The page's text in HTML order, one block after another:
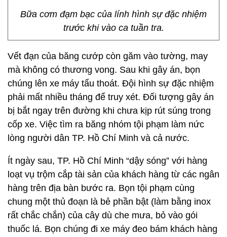
Bữa cơm đạm bạc của lính hình sự đặc nhiệm
trước khi vào ca tuần tra.
Vết đạn của băng cướp còn găm vào tường, may
mà không có thương vong. Sau khi gây án, bọn
chúng lên xe máy tẩu thoát. Đội hình sự đặc nhiệm
phải mất nhiều tháng để truy xét. Đối tượng gây án
bị bắt ngay trên đường khi chưa kịp rút súng trong
cốp xe. Việc tìm ra băng nhóm tội phạm làm nức
lòng người dân TP. Hồ Chí Minh và cả nước.
Ít ngày sau, TP. Hồ Chí Minh “dậy sóng” với hàng
loạt vụ trộm cắp tài sản của khách hàng từ các ngân
hàng trên địa bàn bước ra. Bọn tội phạm cùng
chung một thủ đoạn là bẻ phần bật (làm bằng inox
rất chắc chắn) của cây dù che mưa, bỏ vào gói
thuốc lá. Bọn chúng đi xe máy đeo bám khách hàng